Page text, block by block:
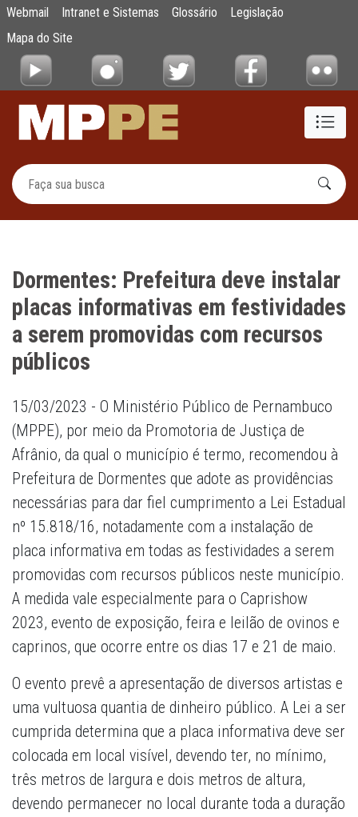
Pular para o Conteúdo principal
Dormentes: Prefeitura deve instalar
Webmail Intranet e Sistemas Glossário
Legislação
Mapa do Site
Dormentes: Prefeitura deve instalar
placas informativas em festividades
a serem promovidas com recursos
públicos
15/03/2023 - O Ministério Público de Pernambuco
(MPPE), por meio da Promotoria de Justiça de
Afrânio, da qual o município é termo, recomendou à
Prefeitura de Dormentes que adote as providências
necessárias para dar fiel cumprimento a Lei Estadual
nº 15.818/16, notadamente com a instalação de
placa informativa em todas as festividades a serem
promovidas com recursos públicos neste município.
A medida vale especialmente para o Caprishow
2023, evento de exposição, feira e leilão de ovinos e
caprinos, que ocorre entre os dias 17 e 21 de maio.
O evento prevê a apresentação de diversos artistas e
uma vultuosa quantia de dinheiro público. A Lei a ser
cumprida determina que a placa informativa deve ser
colocada em local visível, devendo ter, no mínimo,
três metros de largura e dois metros de altura,
devendo permanecer no local durante toda a duração